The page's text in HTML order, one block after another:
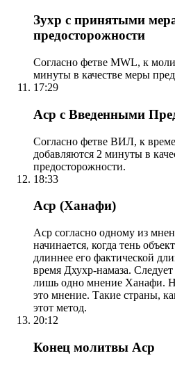
Зухр с принятыми
предосторожности
Согласно фетве MWL, к
минуты в качестве меры
17:29
Аср с Введенными
Согласно фетве ВИЛ, к
добавляются 2 минуты в
предосторожности.
18:33
Аср (Ханафи)
Аср согласно одному из
начинается, когда тень
длиннее его фактической
время Дхухр-намаза. Следует
лишь одно мнение Ханафи.
это мнение. Такие страны,
этот метод.
20:12
Конец молитвы Аср